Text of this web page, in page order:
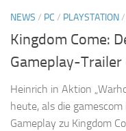
NEWS / PC / PLAYSTATION/
Kingdom Come:
Gameplay-
Heinrich in Aktion
heute, als die
Gameplay zu Kingdom